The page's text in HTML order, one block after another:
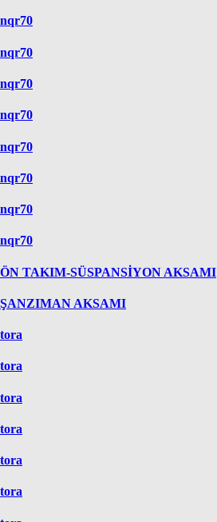
nqr70
nqr70
nqr70
nqr70
nqr70
nqr70
nqr70
nqr70
ÖN TAKIM-SÜSPANSİYON AKSAMI
ŞANZIMAN AKSAMI
tora
tora
tora
tora
tora
tora